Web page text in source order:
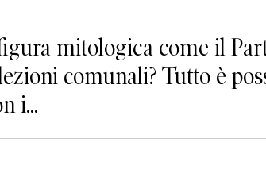
mitologica come il
comunali? Tutto è
i...